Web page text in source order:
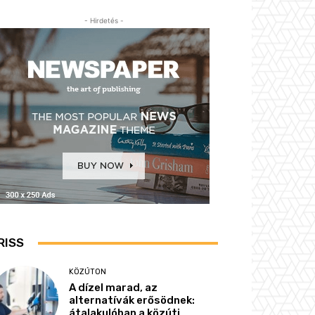
- Hirdetés -
KÖZÚTON
A dízel marad, az
alternatívák erősödnek: